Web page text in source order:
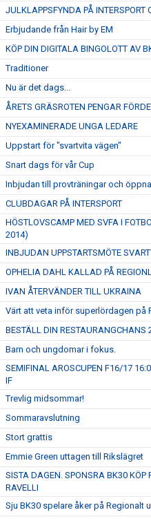
JULKLAPPSFYNDA PÅ INTERSPORT
Erbjudande från Hair by EM
KÖP DIN DIGITALA BINGOLOTT AV
Traditioner
Nu är det dags...
ÅRETS GRÄSROTEN PENGAR
NYEXAMINERADE UNGA LEDARE
Uppstart för "svartvita vägen"
Snart dags för vår Cup
Inbjudan till provträningar och
CLUBDAGAR PÅ INTERSPORT
HÖSTLOVSCAMP MED SVFA I
2014)
INBJUDAN UPPSTARTSMÖTE
OPHELIA DAHL KALLAD PÅ
IVAN ÅTERVÄNDER TILL UKRAINA
Värt att veta inför superlördagen på
BESTÄLL DIN
Barn och ungdomar i fokus.
SEMIFINAL AROSCUPEN F16/17
IF
Trevlig midsommar!
Sommaravslutning
Stort grattis
Emmie Green uttagen till Rikslägret
SISTA DAGEN. SPONSRA BK30 KÖP
RAVELLI
Sju BK30 spelare åker på Regionalt